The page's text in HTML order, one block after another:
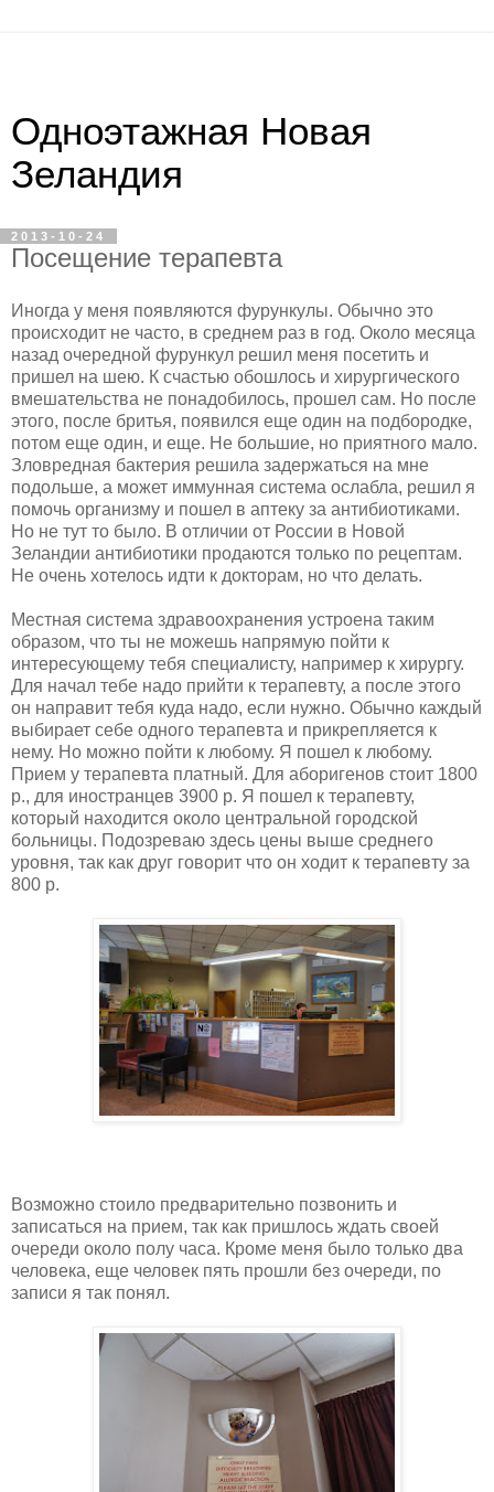
Одноэтажная Новая
Зеландия
2013-10-24
Посещение терапевта
Иногда у меня появляются фурункулы. Обычно это
происходит не часто, в среднем раз в год. Около месяца
назад очередной фурункул решил меня посетить и
пришел на шею. К счастью обошлось и хирургического
вмешательства не понадобилось, прошел сам. Но после
этого, после бритья, появился еще один на подбородке,
потом еще один, и еще. Не большие, но приятного мало.
Зловредная бактерия решила задержаться на мне
подольше, а может иммунная система ослабла, решил я
помочь организму и пошел в аптеку за антибиотиками.
Но не тут то было. В отличии от России в Новой
Зеландии антибиотики продаются только по рецептам.
Не очень хотелось идти к докторам, но что делать.
Местная система здравоохранения устроена таким
образом, что ты не можешь напрямую пойти к
интересующему тебя специалисту, например к хирургу.
Для начал тебе надо прийти к терапевту, а после этого
он направит тебя куда надо, если нужно. Обычно каждый
выбирает себе одного терапевта и прикрепляется к
нему. Но можно пойти к любому. Я пошел к любому.
Прием у терапевта платный. Для аборигенов стоит 1800
р., для иностранцев 3900 р. Я пошел к терапевту,
который находится около центральной городской
больницы. Подозреваю здесь цены выше среднего
уровня, так как друг говорит что он ходит к терапевту за
800 р.
Возможно стоило предварительно позвонить и
записаться на прием, так как пришлось ждать своей
очереди около полу часа. Кроме меня было только два
человека, еще человек пять прошли без очереди, по
записи я так понял.